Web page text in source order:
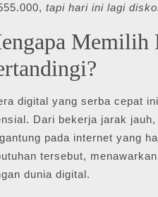
tapi hari ini lagi
Memilih
digital yang serba cepat
Dari bekerja jarak
pada internet yang
tersebut,
dunia digital.